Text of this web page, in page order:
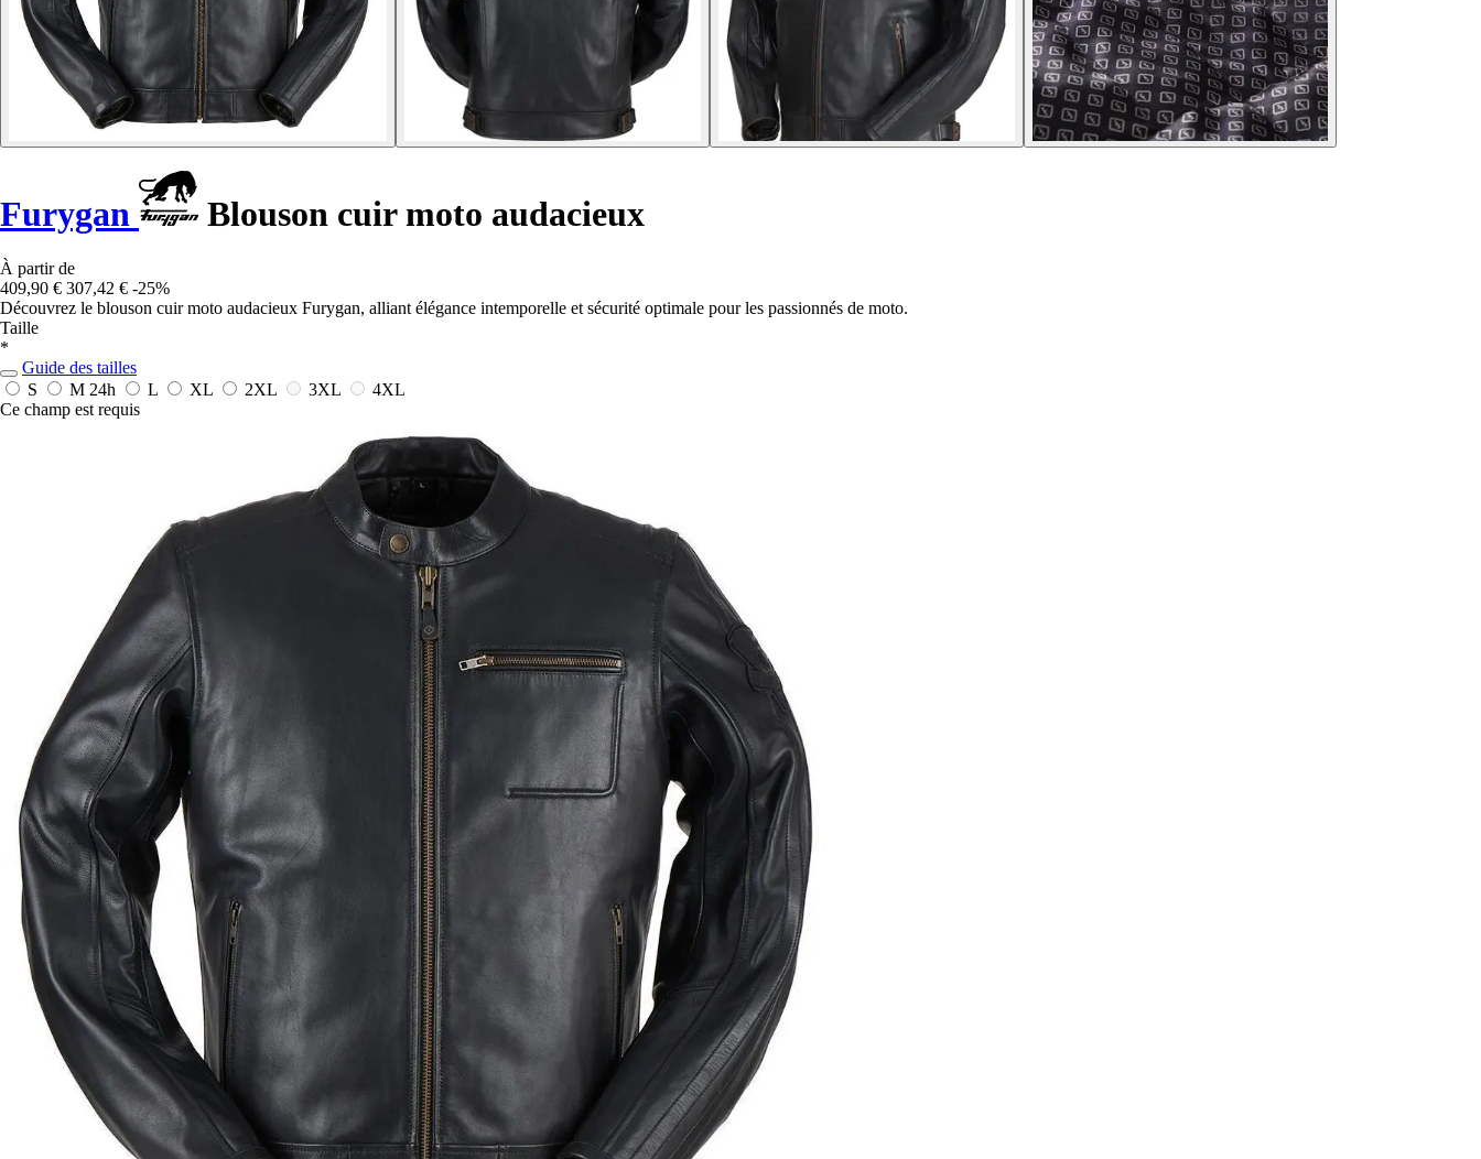
Furygan Blouson cuir moto audacieux
À partir de
409,90 € 307,42 € -25%
Découvrez le blouson cuir moto audacieux Furygan, alliant élégance intemporelle et sécurité optimale pour les passionnés de moto.
Taille
*
Guide des tailles
S
M 24h L XL 2XL 3XL
4XL
Ce champ est requis